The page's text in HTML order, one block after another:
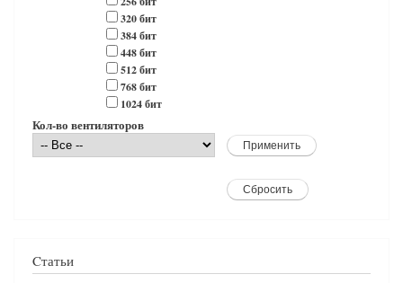
320 бит
384 бит
448 бит
512 бит
768 бит
1024 бит
Кол-во вентиляторов
Cтатьи